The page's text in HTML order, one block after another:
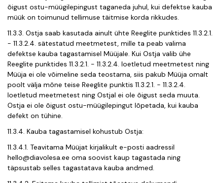
õigust ostu-müügilepingust taganeda juhul, kui defektse kauba
müük on toimunud tellimuse täitmise korda rikkudes.
11.3.3. Ostja saab kasutada ainult ühte Reeglite punktides 11.3.2.1.
- 11.3.2.4. sätestatud meetmetest, mille ta peab valima
defektse kauba tagastamisel Müüjale. Kui Ostja valib ühe
Reeglite punktides 11.3.2.1. - 11.3.2.4. loetletud meetmetest ning
Müüja ei ole võimeline seda teostama, siis pakub Müüja omalt
poolt välja mõne teise Reeglite punktis 11.3.2.1. - 11.3.2.4.
loetletud meetmetest ning Ostjal ei ole õigust seda muuta.
Ostja ei ole õigust ostu-müügilepingut lõpetada, kui kauba
defekt on tühine.
11.3.4. Kauba tagastamisel kohustub Ostja:
11.3.4.1. Teavitama Müüjat kirjalikult e-posti aadressil
hello@diavolesa.ee oma soovist kaup tagastada ning
täpsustab selles tagastatava kauba andmed.